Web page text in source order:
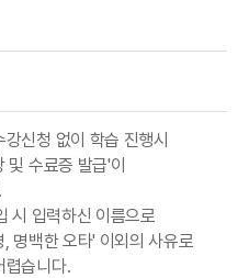
신청 없이 학습 진행시
및 수료증 발급'이
시 입력하신 이름으로
명백한 오타' 이외의 사유로
렵습니다.